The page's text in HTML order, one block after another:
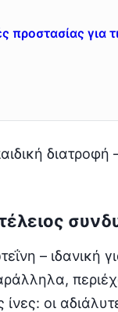
προστασίας για
– ιδανική
ίνες: οι